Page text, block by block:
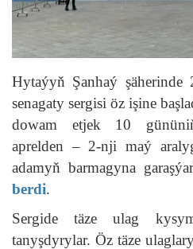
Hytaýyň Şanhaý şäherinde
senagaty sergisi öz işine
dowam etjek 10
aprelden – 2-nji maý
adamyň barmagyna
berdi.
Sergide täze ulag
tanyşdyrylar. Öz täze